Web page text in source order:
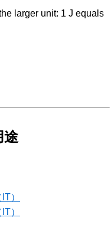
larger unit: 1 J equals
途
）
）